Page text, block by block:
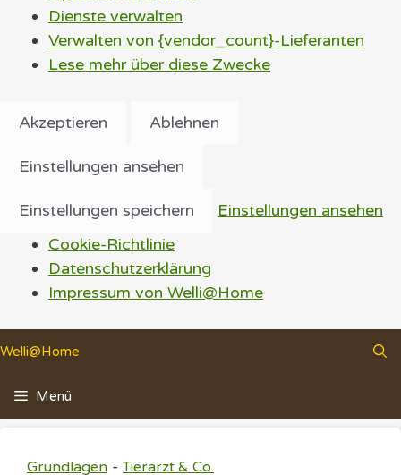
Dienste verwalten
Verwalten von {vendor_count}-Lieferanten
Lese mehr über diese Zwecke
Akzeptieren Ablehnen
Einstellungen ansehen
Einstellungen speichern
Einstellungen ansehen
Cookie-Richtlinie
Datenschutzerklärung
Impressum von Welli@Home
Inhalt
springen
Welli@Home
Menü
Grundlagen -Tierarzt & Co.